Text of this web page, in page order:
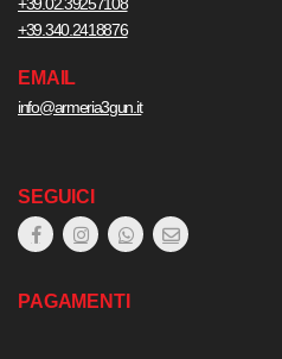
+39.02.39257108
+39.340.2418876
EMAIL
info@armeria3gun.it
SEGUICI
PAGAMENTI